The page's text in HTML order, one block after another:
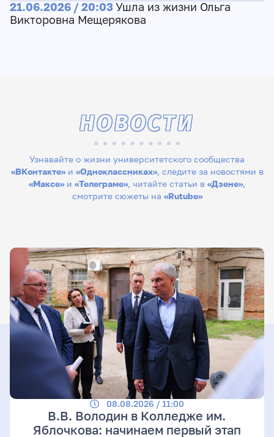
21.06.2026 / 20:03Ушла из жизни Ольга
Викторовна Мещерякова
Узнавайте о жизни университетского сообщества
«ВКонтакте»и «Одноклассниках», следите за новостями в
«Максе» и «Телеграме», читайте статьи в «Дзене»,
смотрите сюжеты на «Rutube»
НОВОСТИ
08.08.2026 / 11:00
В.В. Володин в Колледже им.
Яблочкова: начинаем первый этап